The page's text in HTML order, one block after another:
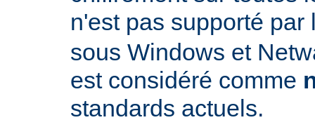
n'est pas supporté
sous Windows et
est considéré comme
standards actuels.